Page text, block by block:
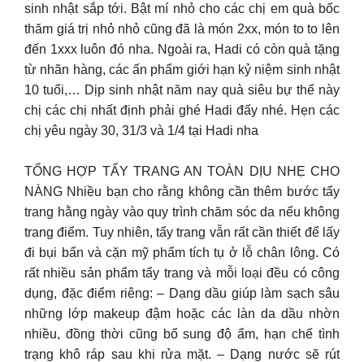
sinh nhật sắp tới. Bật mí nhỏ cho các chị em quà bốc
thăm giá trị nhỏ nhỏ cũng đã là món 2xx, món to to lên
đến 1xxx luôn đó nha. Ngoài ra, Hadi có còn quà tặng
từ nhãn hàng, các ấn phẩm giới hạn kỷ niệm sinh nhật
10 tuổi,… Dịp sinh nhật năm nay quà siêu bự thế này
chị các chị nhất định phải ghé Hadi đấy nhé. Hẹn các
chị yêu ngày 30, 31/3 và 1/4 tại Hadi nha
TỔNG HỢP TẨY TRANG AN TOÀN DỊU NHẸ CHO
NÀNG Nhiều bạn cho rằng không cần thêm bước tẩy
trang hằng ngày vào quy trình chăm sóc da nếu không
trang điểm. Tuy nhiên, tẩy trang vẫn rất cần thiết để lấy
đi bụi bẩn và cặn mỹ phẩm tích tụ ở lỗ chân lông. Có
rất nhiều sản phẩm tẩy trang và mỗi loại đều có công
dụng, đặc điểm riêng: – Dạng dầu giúp làm sạch sâu
những lớp makeup đậm hoặc các làn da dầu nhờn
nhiều, đồng thời cũng bổ sung độ ẩm, hạn chế tình
trạng khô ráp sau khi rửa mặt. – Dạng nước sẽ rút